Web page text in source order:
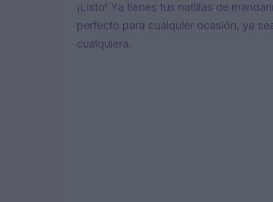
¡Listo! Ya tienes tus natillas de
perfecto para cualquier ocasión, ya
cualquiera.